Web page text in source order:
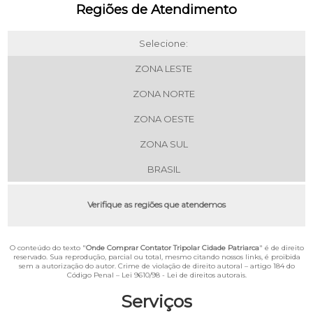
Serviços
Regiões de Atendimento
Selecione:
ZONA LESTE
ZONA NORTE
ZONA OESTE
ZONA SUL
BRASIL
Verifique as regiões que atendemos
O conteúdo do texto "Onde Comprar Contator Tripolar Cidade Patriarca" é de direito
reservado. Sua reprodução, parcial ou total, mesmo citando nossos links, é proibida
sem a autorização do autor. Crime de violação de direito autoral – artigo 184 do
Código Penal – Lei 9610/98 - Lei de direitos autorais.